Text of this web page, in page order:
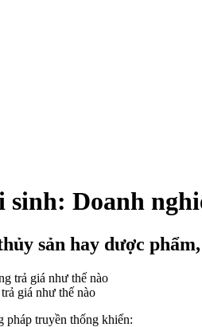
Doanh
sản hay dược
giá như thế nào
pháp truyền thống khiến: